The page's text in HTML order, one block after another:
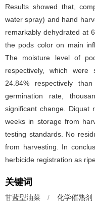
Results showed that,
water spray) and hand
remarkably dehydrated at
the pods color on main
The moisture level of
respectively, which were
24.84% respectively
germination rate,
significant change. Diquat
weeks in storage from
testing standards. No
from harvesting. In
herbicide registration as
关键词
甘蓝型油菜 / 化学催熟剂